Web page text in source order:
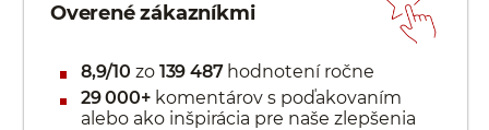
Overené zákazníkmi
8,9/10 zo 139 487hodnotení ročne
29 000+komentárov s poďakovaním
alebo ako inšpirácia pre naše zlepšenia